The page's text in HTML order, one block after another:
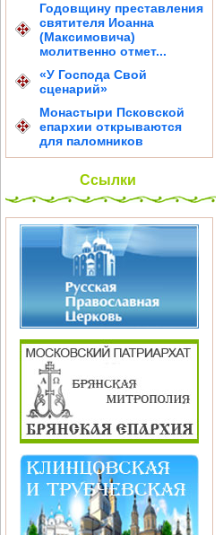
Годовщину преставления
святителя Иоанна
(Максимовича)
молитвенно отмет...
«У Господа Свой
сценарий»
Монастыри Псковской
епархии открываются
для паломников
Ссылки